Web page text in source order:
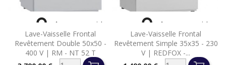
Lave-Vaisselle Frontal
Revêtement Double 50x50 -
400 V | RM - NT 52 T
 Aperçu rapide
Lave-Vaisselle Frontal
Revêtement Simple 35x35 - 230
V | REDFOX -...
 Aperçu rapide